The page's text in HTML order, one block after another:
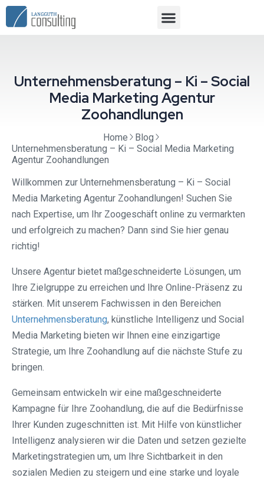
Unternehmensberatung – Ki – Social
Media Marketing Agentur
Zoohandlungen
Home
Blog
Unternehmensberatung – Ki – Social Media Marketing
Agentur Zoohandlungen
Willkommen zur Unternehmensberatung – Ki – Social
Media Marketing Agentur Zoohandlungen! Suchen Sie
nach Expertise, um Ihr Zoogeschäft online zu vermarkten
und erfolgreich zu machen? Dann sind Sie hier genau
richtig!
Unsere Agentur bietet maßgeschneiderte Lösungen, um
Ihre Zielgruppe zu erreichen und Ihre Online-Präsenz zu
stärken. Mit unserem Fachwissen in den Bereichen
Unternehmensberatung, künstliche Intelligenz und Social
Media Marketing bieten wir Ihnen eine einzigartige
Strategie, um Ihre Zoohandlung auf die nächste Stufe zu
bringen.
Gemeinsam entwickeln wir eine maßgeschneiderte
Kampagne für Ihre Zoohandlung, die auf die Bedürfnisse
Ihrer Kunden zugeschnitten ist. Mit Hilfe von künstlicher
Intelligenz analysieren wir die Daten und setzen gezielte
Marketingstrategien um, um Ihre Sichtbarkeit in den
sozialen Medien zu steigern und eine starke und loyale